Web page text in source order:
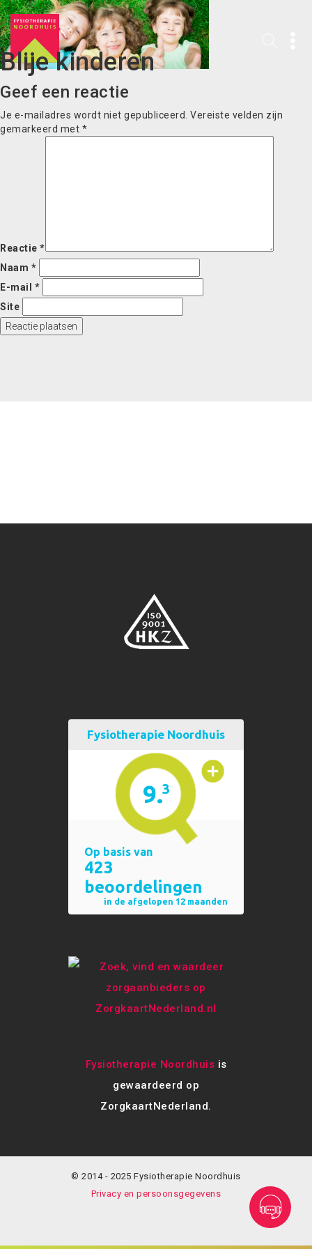
Blije kinderen
Geef een reactie
Je e-mailadres wordt niet gepubliceerd. Vereiste velden zijn
gemarkeerd met *
Reactie *
Naam *
E-mail *
Site
Fysiotherapie Noordhuis is
gewaardeerd op
ZorgkaartNederland.
© 2014 - 2025 Fysiotherapie Noordhuis
Privacy en persoonsgegevens